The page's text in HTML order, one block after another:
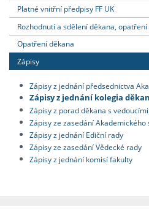
Platné vnitřní předpisy FF UK
Rozhodnutí a sdělení děkana,
Opatření děkana
Zápisy
Zápisy z jednání předsednictva
Zápisy z jednání kolegia
Zápisy z porad děkana s
Zápisy ze zasedání Akademického
Zápisy z jednání Ediční rady
Zápisy ze zasedání Vědecké rady
Zápisy z jednání komisí fakulty